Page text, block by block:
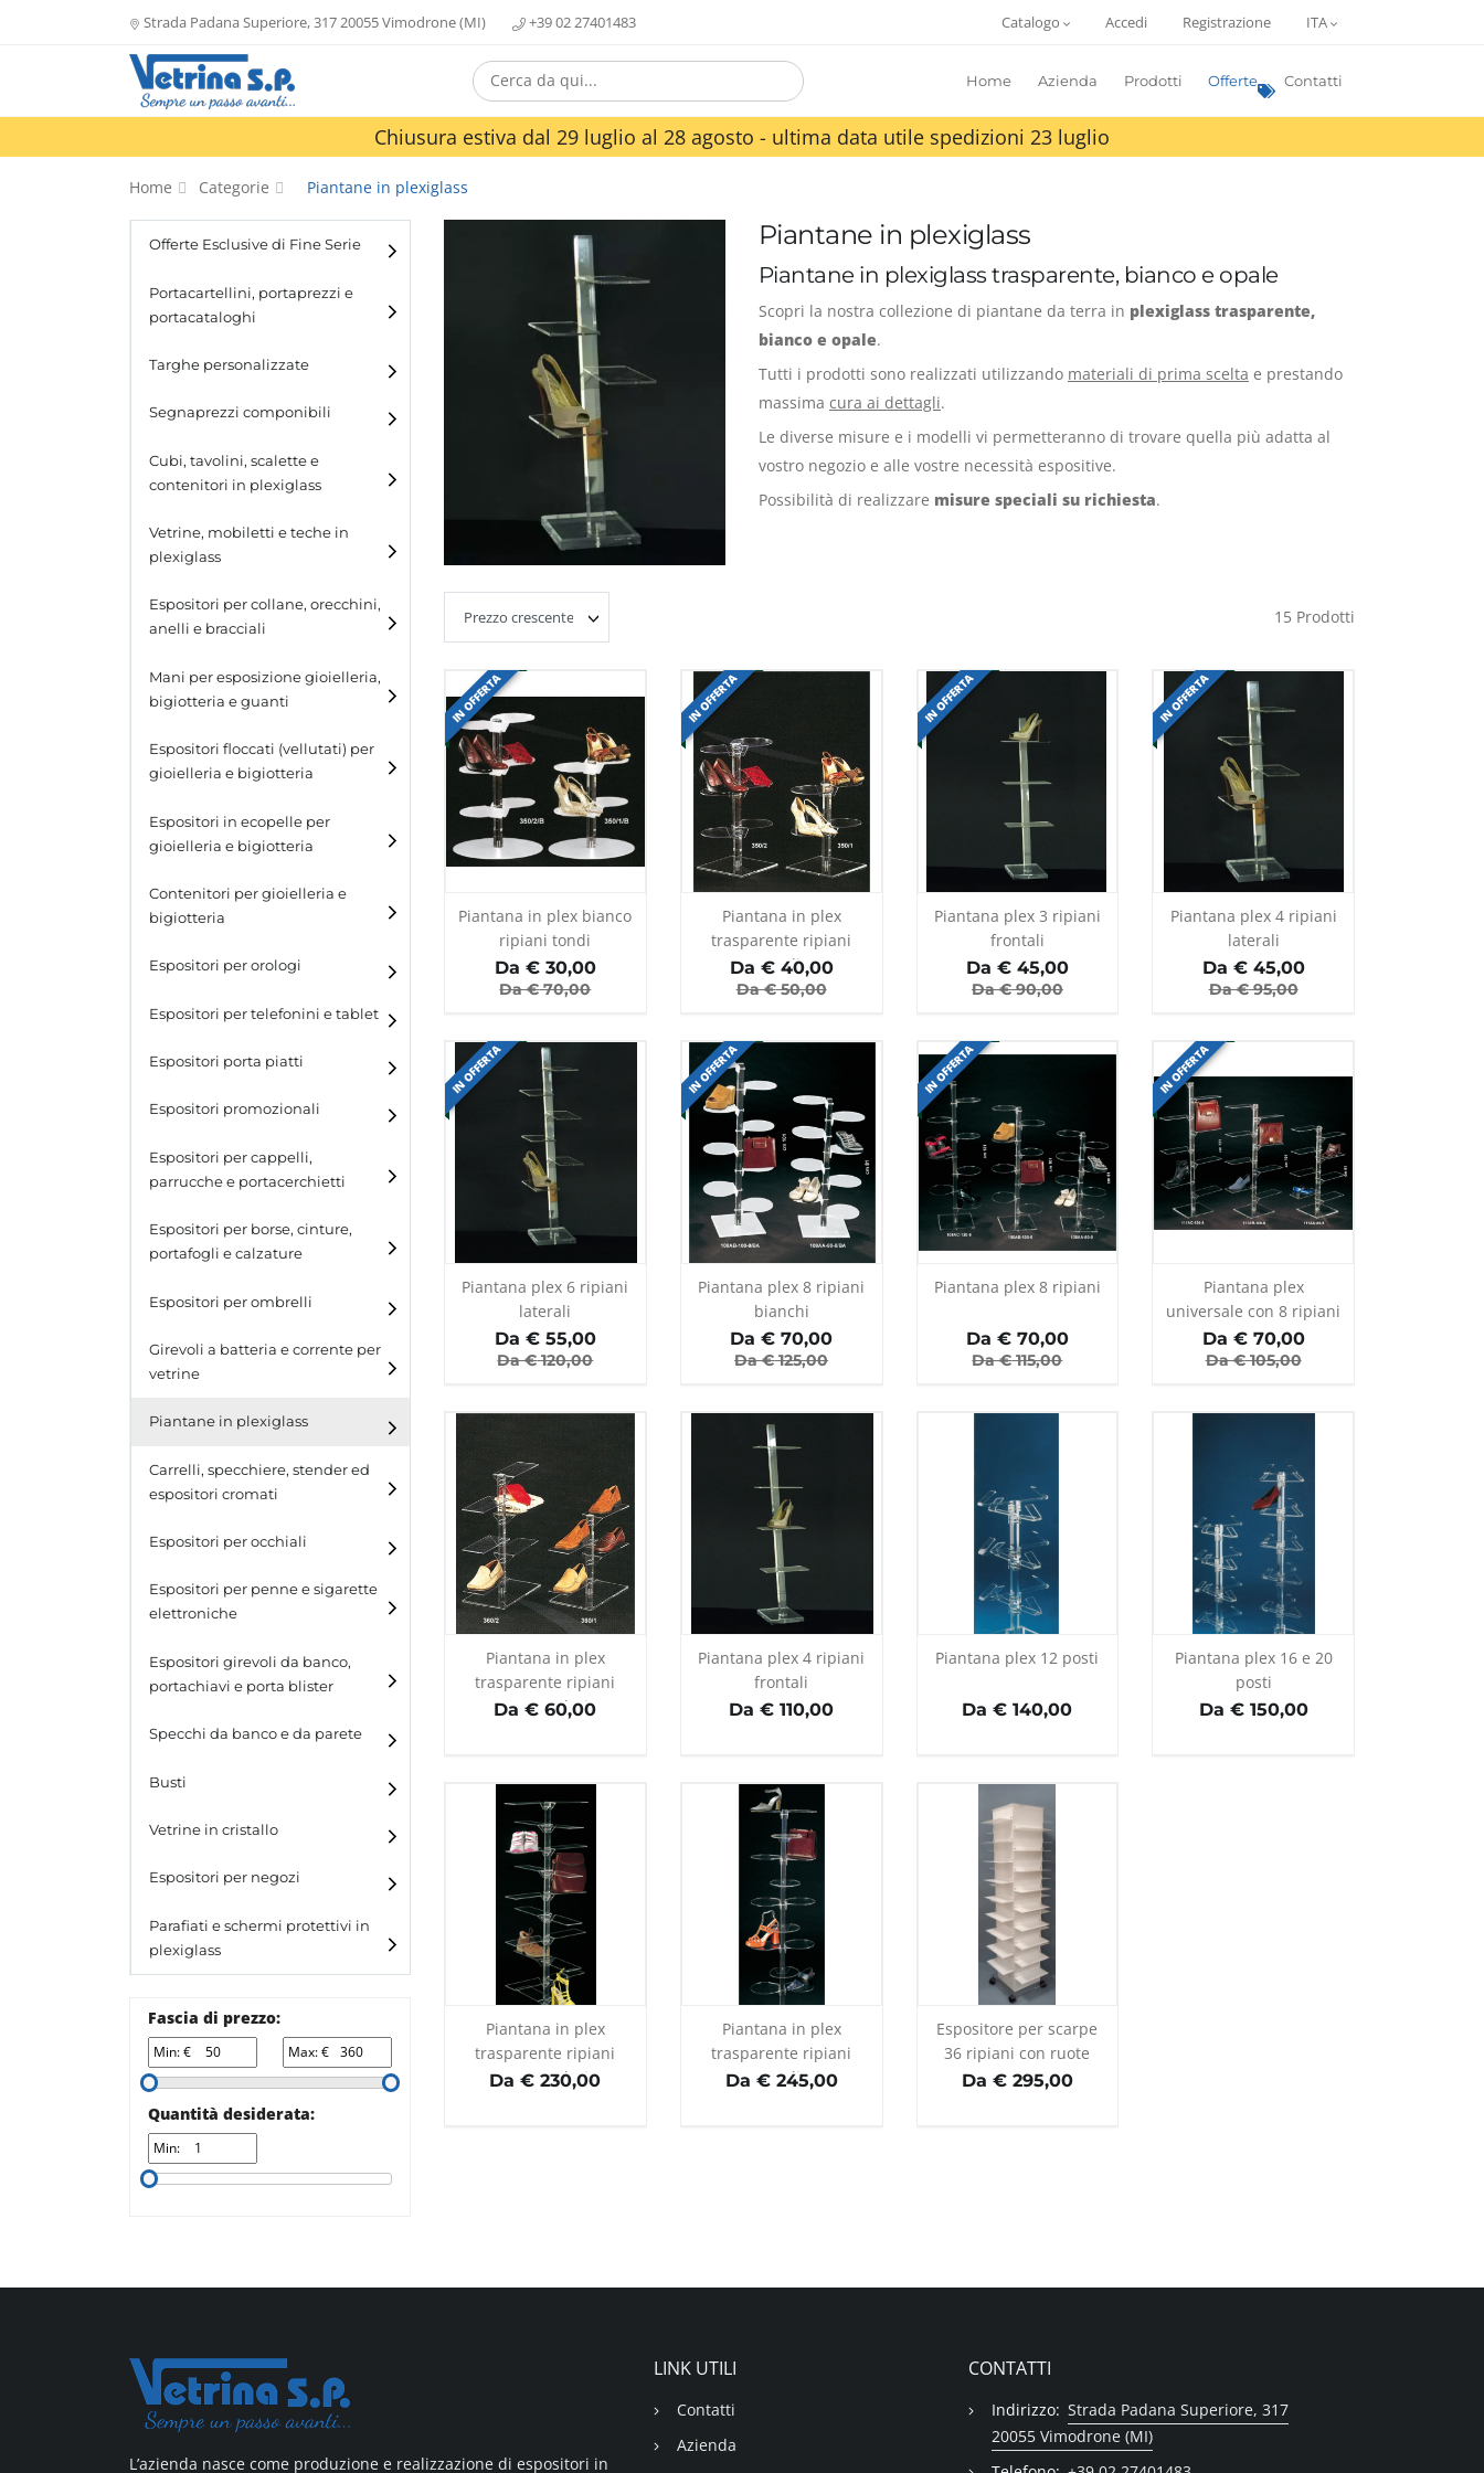
Strada Padana Superiore, 317 20055 Vimodrone (MI) +39 02 27401483 Catalogo Accedi Registrazione ITA
Home Azienda Prodotti Offerte Contatti
Chiusura estiva dal 29 luglio al 28 agosto - ultima data utile spedizioni 23 luglio
Home Categorie Piantane in plexiglass
Offerte Esclusive di Fine Serie
Portacartellini, portaprezzi e
portacataloghi
Portacartellini
Portacataloghi
Targhe personalizzate
Segnaprezzi componibili
Cubi, tavolini, scalette e
contenitori in plexiglass
Cubi
Scalette
Vetrine, mobiletti e teche in
plexiglass
Espositori per collane, orecchini,
anelli e bracciali
Espositori per collane
Espositori per anelli
Mani per esposizione gioielleria,
bigiotteria e guanti
Espositori floccati (vellutati) per
gioielleria e bigiotteria
Espositori in ecopelle per
gioielleria e bigiotteria
Contenitori per gioielleria e
bigiotteria
Espositori per orologi
Espositori per telefonini e tablet
Espositori porta piatti
Espositori promozionali
Espositori per cappelli,
parrucche e portacerchietti
Espositori per cappelli e
parrucche
Espositori per borse, cinture,
portafogli e calzature
Espositori per borse
Espositori per cinture
Espositori per portafogli
Espositori per calzature
Espositori per ombrelli
Girevoli a batteria e corrente per
vetrine
Piantane in plexiglass
Carrelli, specchiere, stender ed
espositori cromati
Espositori per occhiali
Espositori per penne e sigarette
elettroniche
Espositori girevoli da banco,
portachiavi e porta blister
Espositori girevoli da
ganci
Specchi da banco e da parete
Busti
Vetrine in cristallo
Laminato
Laminato light
All design
Top line 3
Top line 9
Espositori per negozi
Parafiati e schermi protettivi in
plexiglass
Fascia di prezzo:
Min: € Max: €
Quantità desiderata:
Min:
Piantane in plexiglass
Piantane in plexiglass trasparente, bianco e opale
Scopri la nostra collezione di piantane da terra in plexiglass trasparente,
bianco e opale.
Tutti i prodotti sono realizzati utilizzando materiali di prima scelta e prestando
massima cura ai dettagli.
Le diverse misure e i modelli vi permetteranno di trovare quella più adatta al
vostro negozio e alle vostre necessità espositive.
Possibilità di realizzare misure speciali su richiesta.
15 Prodotti
IN OFFERTA
Piantana in plex bianco
ripiani tondi
Da €30,00
Da €70,00
IN OFFERTA
Piantana in plex
trasparente ripiani
tondi
Da €40,00
Da €50,00
IN OFFERTA
Piantana plex 3 ripiani
frontali
Da €45,00
Da €90,00
IN OFFERTA
Piantana plex 4 ripiani
laterali
Da €45,00
Da €95,00
IN OFFERTA
Piantana plex 6 ripiani
laterali
Da €55,00
Da €120,00
IN OFFERTA
Piantana plex 8 ripiani
bianchi
Da € 70,00
Da €125,00
IN OFFERTA
Piantana plex 8 ripiani
Da €70,00
Da €115,00
IN OFFERTA
Piantana plex
universale con 8 ripiani
Da €70,00
Da €105,00
Piantana in plex
trasparente ripiani
rettangolari
Da € 60,00
Piantana plex 4 ripiani
frontali
Da € 110,00
Piantana plex 12 posti
Da € 140,00
Piantana plex 16 e 20
posti
Da € 150,00
Piantana in plex
trasparente ripiani
rettangolari
Da € 230,00
Piantana in plex
trasparente ripiani
tondi
Da € 245,00
Espositore per scarpe
36 ripiani con ruote
Da € 295,00
L’azienda nasce come produzione e realizzazione di espositori in
LINK UTILI
Contatti
Azienda
CONTATTI
Indirizzo: Strada Padana Superiore, 317
20055 Vimodrone (MI)